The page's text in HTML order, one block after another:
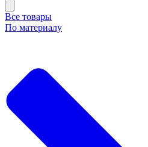
Все товары
По материалу